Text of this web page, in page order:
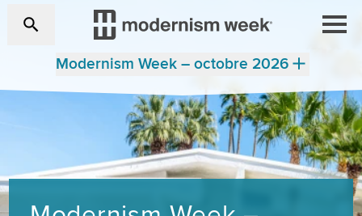
Modernism Week – octobre 2026